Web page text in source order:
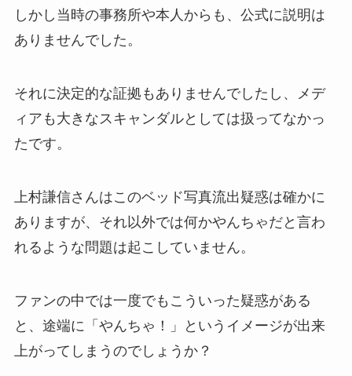
しかし当時の事務所や本人からも、公式に説明は
ありませんでした。
それに決定的な証拠もありませんでしたし、メデ
ィアも大きなスキャンダルとしては扱ってなかっ
たです。
上村謙信さんはこのベッド写真流出疑惑は確かに
ありますが、それ以外では何かやんちゃだと言わ
れるような問題は起こしていません。
ファンの中では一度でもこういった疑惑がある
と、途端に「やんちゃ！」というイメージが出来
上がってしまうのでしょうか？